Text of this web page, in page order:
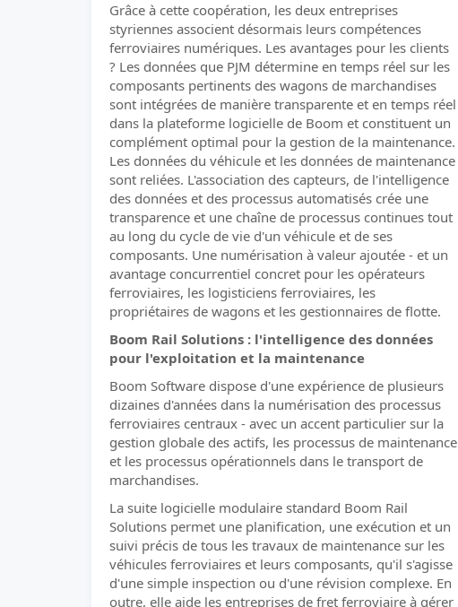
Grâce à cette coopération, les deux entreprises
styriennes associent désormais leurs compétences
ferroviaires numériques. Les avantages pour les clients
? Les données que PJM détermine en temps réel sur les
composants pertinents des wagons de marchandises
sont intégrées de manière transparente et en temps réel
dans la plateforme logicielle de Boom et constituent un
complément optimal pour la gestion de la maintenance.
Les données du véhicule et les données de maintenance
sont reliées. L'association des capteurs, de l'intelligence
des données et des processus automatisés crée une
transparence et une chaîne de processus continues tout
au long du cycle de vie d'un véhicule et de ses
composants. Une numérisation à valeur ajoutée - et un
avantage concurrentiel concret pour les opérateurs
ferroviaires, les logisticiens ferroviaires, les
propriétaires de wagons et les gestionnaires de flotte.
Boom Rail Solutions : l'intelligence des données
pour l'exploitation et la maintenance
Boom Software dispose d'une expérience de plusieurs
dizaines d'années dans la numérisation des processus
ferroviaires centraux - avec un accent particulier sur la
gestion globale des actifs, les processus de maintenance
et les processus opérationnels dans le transport de
marchandises.
La suite logicielle modulaire standard Boom Rail
Solutions permet une planification, une exécution et un
suivi précis de tous les travaux de maintenance sur les
véhicules ferroviaires et leurs composants, qu'il s'agisse
d'une simple inspection ou d'une révision complexe. En
outre, elle aide les entreprises de fret ferroviaire à gérer